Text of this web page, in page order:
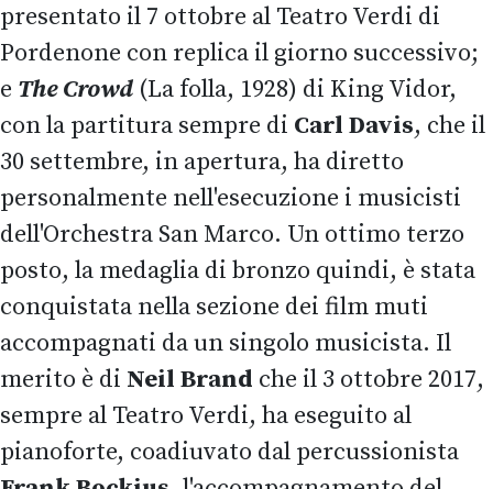
presentato il 7 ottobre al Teatro Verdi di
Pordenone con replica il giorno successivo;
e The Crowd (La folla, 1928) di King Vidor,
con la partitura sempre di Carl Davis, che il
30 settembre, in apertura, ha diretto
personalmente nell'esecuzione i musicisti
dell'Orchestra San Marco. Un ottimo terzo
posto, la medaglia di bronzo quindi, è stata
conquistata nella sezione dei film muti
accompagnati da un singolo musicista. Il
merito è di Neil Brand che il 3 ottobre 2017,
sempre al Teatro Verdi, ha eseguito al
pianoforte, coadiuvato dal percussionista